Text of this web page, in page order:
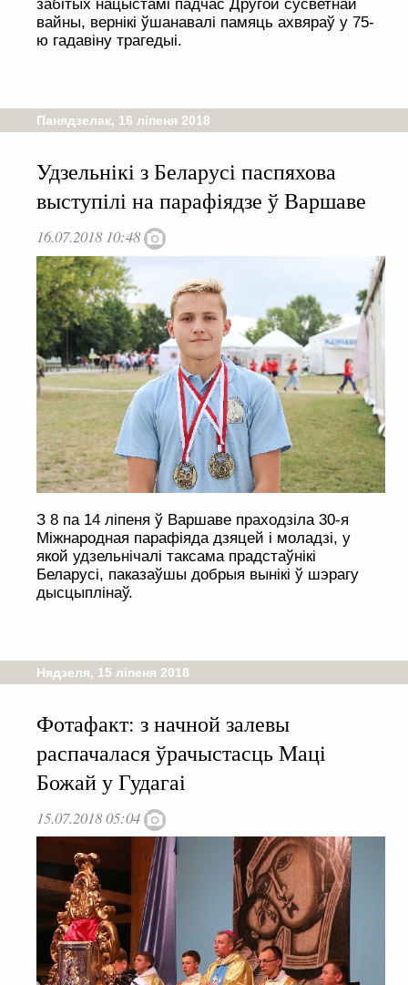
забітых нацыстамі падчас Другой сусветнай
вайны, вернікі ўшанавалі памяць ахвяраў у 75-
ю гадавіну трагедыі.
Панядзелак, 16 ліпеня 2018
Удзельнікі з Беларусі паспяхова
выступілі на парафіядзе ў Варшаве
16.07.2018 10:48
З 8 па 14 ліпеня ў Варшаве праходзіла 30-я
Міжнародная парафіяда дзяцей і моладзі, у
якой удзельнічалі таксама прадстаўнікі
Беларусі, паказаўшы добрыя вынікі ў шэрагу
дысцыплінаў.
Нядзеля, 15 ліпеня 2018
Фотафакт: з начной залевы
распачалася ўрачыстасць Маці
Божай у Гудагаі
15.07.2018 05:04